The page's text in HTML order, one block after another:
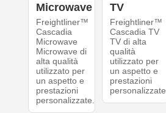
Microwave
Freightliner™
Cascadia
Microwave
Microwave di
alta qualità
utilizzato per
un aspetto e
prestazioni
personalizzate.
TV
Freightliner™
Cascadia TV
TV di alta
qualità
utilizzato per
un aspetto e
prestazioni
personalizzate.